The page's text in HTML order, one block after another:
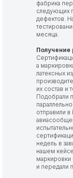
фабрика
следующих
дефектов.
месяца.
Получение
а
латексных
их состав и
Подобрали
отправили
недель в
нашем
маркировки
и передали